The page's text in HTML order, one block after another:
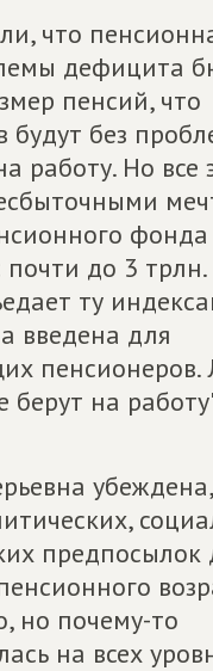
что
дефицита
пенсий, что
будут без
работу. Но все
фонда
до 3 трлн.
ту
введена для
пенсионеров.
берут на
предпосылок
но почему-то
на всех